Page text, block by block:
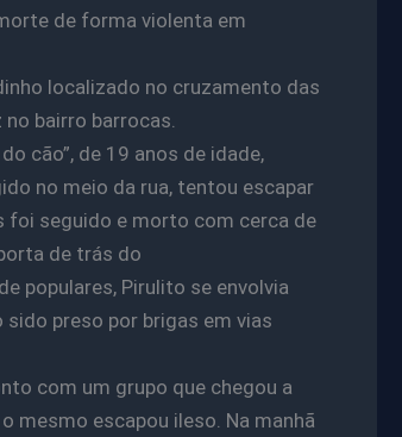
de forma violenta em
localizado no cruzamento das
bairro barrocas.
cão”, de 19 anos de idade,
no meio da rua, tentou escapar
foi seguido e morto com cerca de
de trás do
populares, Pirulito se envolvia
preso por brigas em vias
com um grupo que chegou a
mesmo escapou ileso. Na manhã